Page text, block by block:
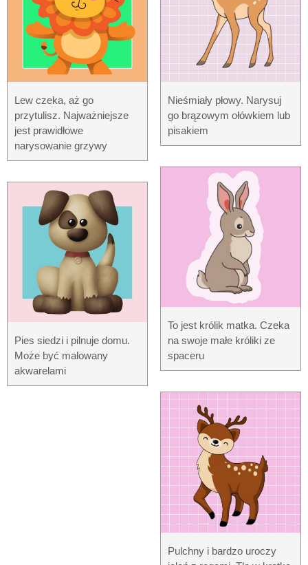
Lew czeka, aż go
przytulisz. Najważniejsze
jest prawidłowe
narysowanie grzywy
Pies siedzi i pilnuje domu.
Może być malowany
akwarelami
Nieśmiały płowy. Narysuj
go brązowym ołówkiem lub
pisakiem
To jest królik matka. Czeka
na swoje małe króliki ze
spaceru
Pulchny i ​​bardzo uroczy